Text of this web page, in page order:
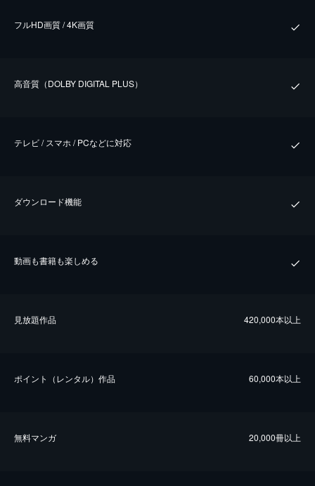
フルHD画質 / 4K画質
⾼⾳質（DOLBY DIGITAL PLUS）
テレビ / スマホ / PCなどに対応
ダウンロード機能
動画も書籍も楽しめる
⾒放題作品 420,000本以上
ポイント（レンタル）作品 60,000本以上
無料マンガ 20,000冊以上